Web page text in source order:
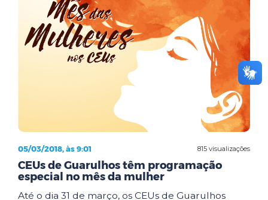
815 visualizações
05/03/2018, às 9:01
CEUs de Guarulhos têm programação
especial no mês da mulher
Até o dia 31 de março, os CEUs de Guarulhos